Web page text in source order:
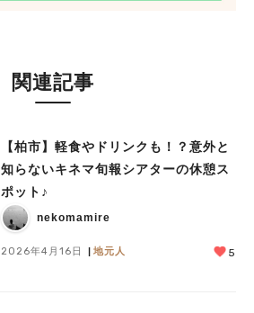
関連記事
【柏市】軽食やドリンクも！？意外と
知らないキネマ旬報シアターの休憩ス
ポット♪
nekomamire
2026年4月16日 地元人 5